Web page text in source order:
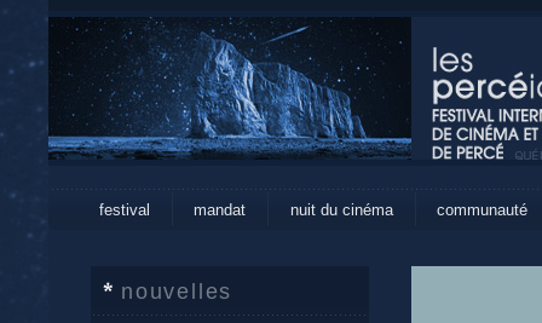
festival mandat nuit du cinéma communauté
nouvelles